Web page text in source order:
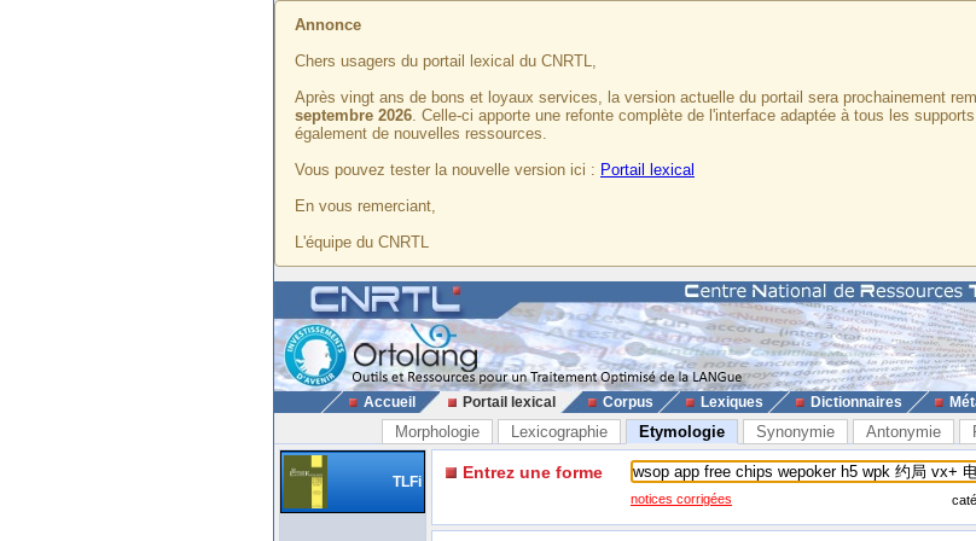
Annonce
Chers usagers du portail lexical du CNRTL,
Après vingt ans de bons et loyaux services, la version actuelle du portail sera prochainement
septembre 2026. Celle-ci apporte une refonte complète de l'interface adaptée à tous les
également de nouvelles ressources.
Vous pouvez tester la nouvelle version ici : Portail lexical
En vous remerciant,
L'équipe du CNRTL
Accueil Portail lexical Corpus Lexiques Dictionnaires
Morphologie Lexicographie Etymologie Synonymie Antonymie
TLFi Entrez une forme
notices corrigées